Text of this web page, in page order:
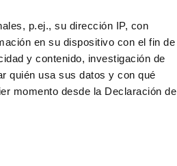
p.ej., su dirección IP, con
en su dispositivo con el fin de
y contenido, investigación de
quién usa sus datos y con qué
momento desde la Declaración de